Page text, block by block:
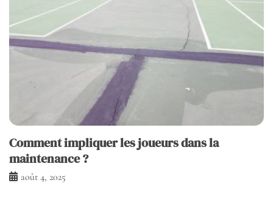
Comment impliquer les joueurs dans la
maintenance ?
août 4, 2025